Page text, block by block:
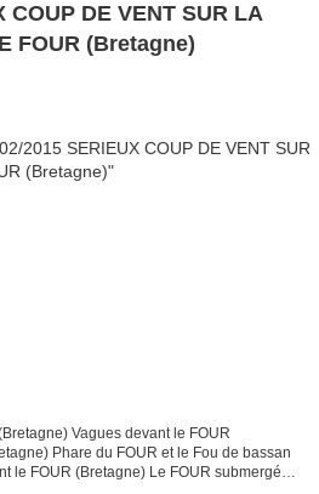
FOUR (Bretagne)
Phare du FOUR et le Fou de bassan
le FOUR (Bretagne) Le FOUR submergé